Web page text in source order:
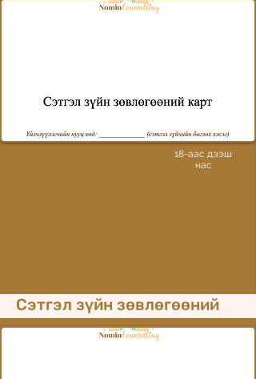
18-аас дээш
нас
Сэтгэл зүйн зөвлөгөөний
үйлчлүүлэгчийн ерөнхий